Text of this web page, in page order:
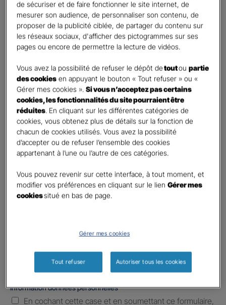
Etes-vous déjà client Gan assurances ?*
Oui
Non
Civilité *
Madame
Monsieur
Contact*
First Last
Téléphone*
United
States
+1
E-mail *
Informations complémentaires (facultatif)
Information données personnelles*
En cochant cette case et en soumettant ce formulaire,
de sécuriser et de faire fonctionner le site internet, de
mesurer son audience, de personnaliser son contenu, de
proposer de la publicité ciblée, de partager du contenu sur
les réseaux sociaux, d'afficher des pictogrammes sur ses
pages ou encore de permettre la lecture de vidéos.
Vous avez la possibilité de refuser le dépôt detoutoupartie
des cookies en appuyant le bouton « Tout refuser » ou «
Gérer mes cookies ».Si vous n’acceptez pas certains
cookies, les fonctionnalités du site pourraient être
réduites. En cliquant sur les différentes catégories de
cookies, vous obtenez plus de détails sur la fonction de
chacun de cookies utilisés. Vous avez la possibilité
d’accepter ou de refuser l’ensemble des cookies
appartenant à l’une ou l’autre de ces catégories.
Vous pouvez revenir sur cette interface, à tout moment, et
modifier vos préférences en cliquant sur le lienGérer mes
cookiessitué en bas de page.
Gérer mes cookies
Tout refuser Autoriser tous les cookies